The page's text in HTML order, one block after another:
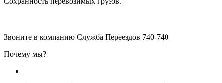
Звоните в компанию Служба Переездов 740-740
Почему мы?